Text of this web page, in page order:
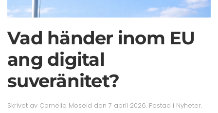
Vad händer inom EU
ang digital
suveränitet?
Skrivet av Cornelia Moseid den 7 april 2026. Postad i Nyheter.